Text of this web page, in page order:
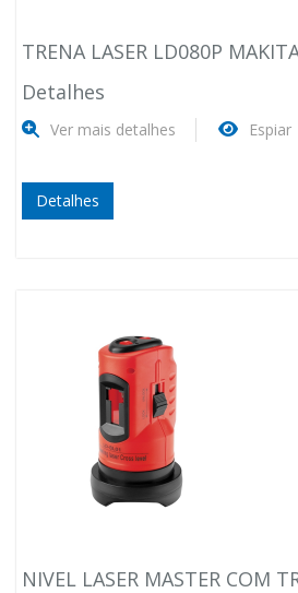
TRENA LASER LD080P
Detalhes
Ver mais detalhes Espiar
Detalhes
NIVEL LASER MASTER COM